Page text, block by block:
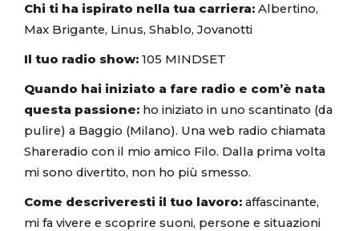
Chi ti ha ispirato nella tua carriera: Albertino,
Max Brigante, Linus, Shablo, Jovanotti
Il tuo radio show: 105 MINDSET
Quando hai iniziato a fare radio e com’è nata
questa passione: ho iniziato in uno scantinato (da
pulire) a Baggio (Milano). Una web radio chiamata
Shareradio con il mio amico Filo. Dalla prima volta
mi sono divertito, non ho più smesso.
Come descriveresti il tuo lavoro: affascinante,
mi fa vivere e scoprire suoni, persone e situazioni